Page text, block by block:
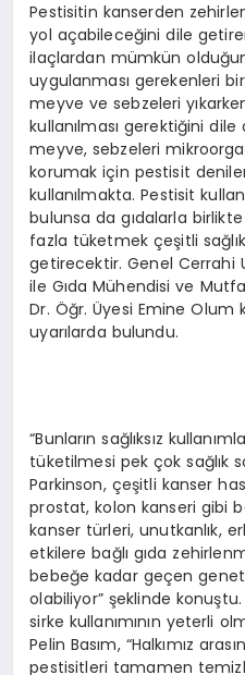
SPOR
YAŞAM
DIĞER
Pestisitin kanserden
yol açabileceğini dile
ilaçlardan mümkün
uygulanması gerekenleri
meyve ve sebzeleri
kullanılması gerektiğini
meyve, sebzeleri
korumak için pestisit
kullanılmakta. Pestisit
bulunsa da gıdalarla
fazla tüketmek çeşitli
getirecektir. Genel Cerrahi
ile Gıda Mühendisi ve
Dr. Öğr. Üyesi Emine
uyarılarda bulundu.
“Bunların sağlıksız
tüketilmesi pek çok sağlık
Parkinson, çeşitli kanser
prostat, kolon kanseri gibi
kanser türleri, unutkanlık,
etkilere bağlı gıda
bebeğe kadar geçen
olabiliyor” şeklinde
sirke kullanımının yeterli
Pelin Basım, “Halkımız
pestisitleri tamamen